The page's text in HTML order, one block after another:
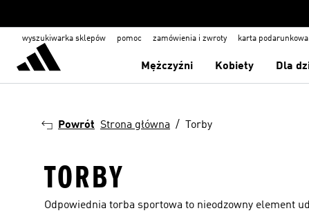
wyszukiwarka sklepów pomoc zamówienia i zwroty karta podarunkowa
Mężczyźni Kobiety Dla
Powrót Strona główna Torby
TORBY
Odpowiednia torba sportowa to nieodzowny element